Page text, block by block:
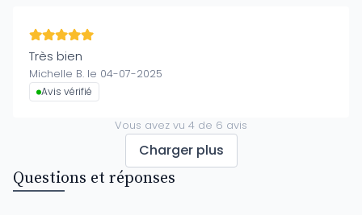
Très bien
Michelle B. le 04-07-2025
Avis vérifié
Vous avez vu 4 de 6 avis
Charger plus
Questions et réponses